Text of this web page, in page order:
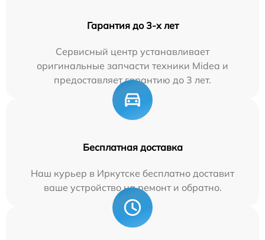
Гарантия до 3-х лет
Сервисный центр устанавливает
оригинальные запчасти техники Midea и
предоставляет гарантию до 3 лет.
Бесплатная доставка
Наш курьер в Иркутске бесплатно доставит
ваше устройство на ремонт и обратно.